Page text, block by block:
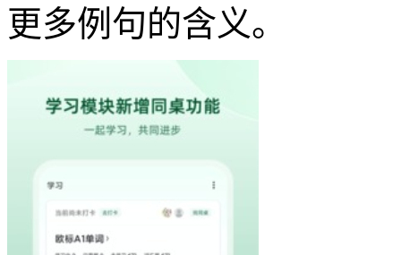
更多例句的含义。